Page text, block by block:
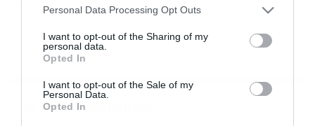
Please note that this website/app uses one or more Google
not limited to your visit or usage behaviour. You may click to
grant or deny consent to Google and its third-party tags to
use your data for below specified purposes in below Google
consent section.
Personal Data Processing Opt Outs
I want to opt-out of the Sharing of my
personal data.
Opted In
I want to opt-out of the Sale of my
Personal Data.
Opted In
βουλευτής της Ν.Δ υπέπεσε σε ένα μεγάλο λάθος,
αντιπάλους και να ασκήσει αντιπολίτευση…
προεκλογική περίοδος γαρ. Γράφει χαρακτηριστικά σε
post στο προφίλ του στο facebook: «Αυτός είναι ο
Γάλλος οικονομολόγος Σερζ Λατούς, που […]
Ροή Ειδήσεων